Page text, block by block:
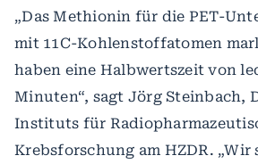
„Das Methionin für die PET-
mit 11C-Kohlenstoffatomen
haben eine Halbwertszeit von
Minuten“, sagt Jörg Steinbach,
Instituts für
Krebsforschung am HZDR. „Wir